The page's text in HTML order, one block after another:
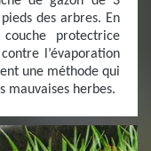
des arbres. En
protectrice
l’évaporation
une méthode qui
mauvaises herbes.